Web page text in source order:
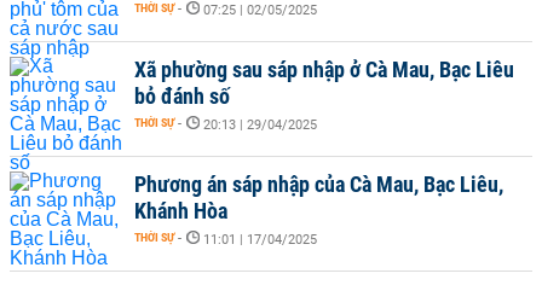
THỜI SỰ - 07:25 | 02/05/2025
Xã phường sau sáp nhập ở Cà Mau, Bạc Liêu
bỏ đánh số
THỜI SỰ - 20:13 | 29/04/2025
Phương án sáp nhập của Cà Mau, Bạc Liêu,
Khánh Hòa
THỜI SỰ - 11:01 | 17/04/2025